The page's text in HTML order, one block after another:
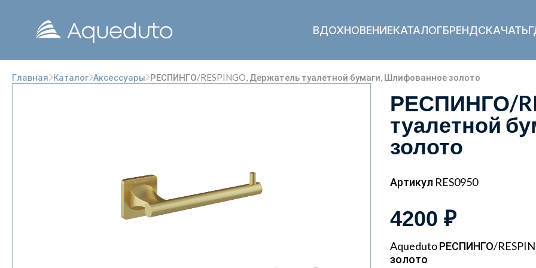
ВДОХНОВЕНИЕКАТАЛОГБРЕНДСКАЧАТЬ
Главная Каталог Аксессуары РЕСПИНГО/RESPINGO, Держатель туалетной бумаги, Шлифованное золото
РЕСПИНГО/
туалетной
золото
Артикул RES0950
4200 ₽
Aqueduto РЕСПИНГО/
золото